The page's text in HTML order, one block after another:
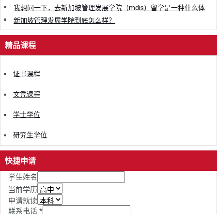
新加坡管理发展学院到底怎么样？
精品课程
证书课程
文凭课程
学士学位
研究生学位
快捷申请
学生姓名
当前学历
申请就读
联系电话 *